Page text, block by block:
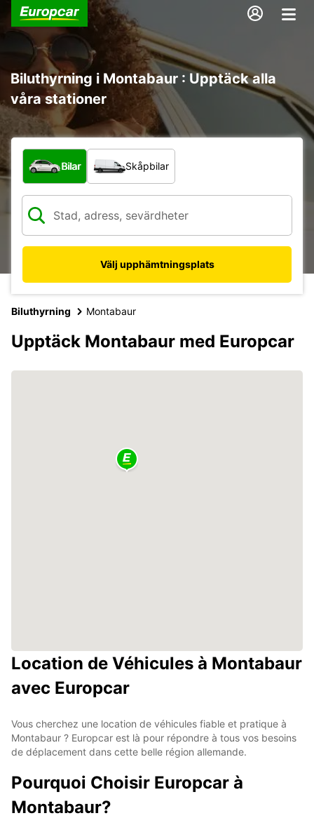
Biluthyrning i Montabaur : Upptäck alla
våra stationer
Vilken typ av fordon?
Bilar Skåpbilar
Välj upphämtningsplats
Biluthyrning Montabaur
Upptäck Montabaur med Europcar
Location de Véhicules à Montabaur
avec Europcar
Vous cherchez une location de véhicules fiable et pratique à
Montabaur ? Europcar est là pour répondre à tous vos besoins
de déplacement dans cette belle région allemande.
Pourquoi Choisir Europcar à
Montabaur?